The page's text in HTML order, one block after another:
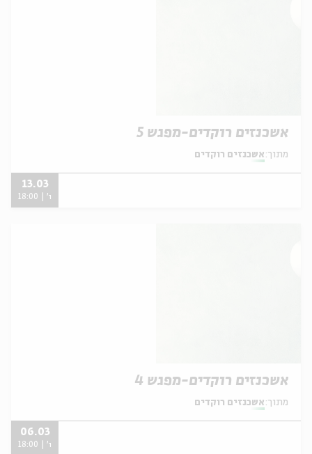
אשכנזים רוקדים-מפגש 5
מתוך: אשכנזים רוקדים
13.03
ו' | 18:00
אשכנזים רוקדים-מפגש 4
מתוך: אשכנזים רוקדים
06.03
ו' | 18:00